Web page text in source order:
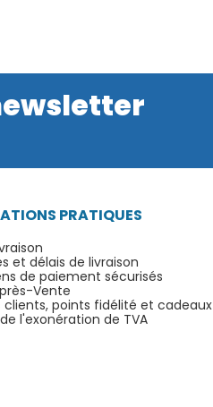
PRATIQUES
et délais de livraison
de paiement sécurisés
Vente
points fidélité et cadeaux
l'exonération de TVA